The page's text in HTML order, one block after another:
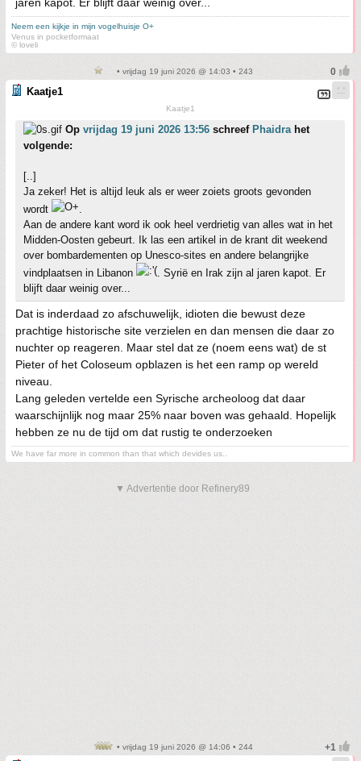
Neem een kijkje in mijn vogelhuisje O+
Venus in pocketformaat
© loveli
• vrijdag 19 juni 2026 @ 14:03 • 243
Kaatje1
Kaatje1
Op vrijdag 19 juni 2026 13:56 schreef Phaidrahet
volgende:
[..]
Ja zeker! Het is altijd leuk als er weer zoiets groots gevonden
wordt
.
Aan de andere kant word ik ook heel verdrietig van alles wat in het
Midden-Oosten gebeurt. Ik las een artikel in de krant dit weekend
over bombardementen op Unesco-sites en andere belangrijke
vindplaatsen in Libanon
. Syrië en Irak zijn al jaren kapot. Er
blijft daar weinig over...
Dat is inderdaad zo afschuwelijk, idioten die bewust deze
prachtige historische site verzielen en dan mensen die daar zo
nuchter op reageren. Maar stel dat ze (noem eens wat) de st
Pieter of het Coloseum opblazen is het een ramp op wereld
niveau.
Lang geleden vertelde een Syrische archeoloog dat daar
waarschijnlijk nog maar 25% naar boven was gehaald. Hopelijk
hebben ze nu de tijd om dat rustig te onderzoeken
We have far more in common than that which devides us..
▼ Advertentie door Refinery89
• vrijdag 19 juni 2026 @ 14:06 • 244